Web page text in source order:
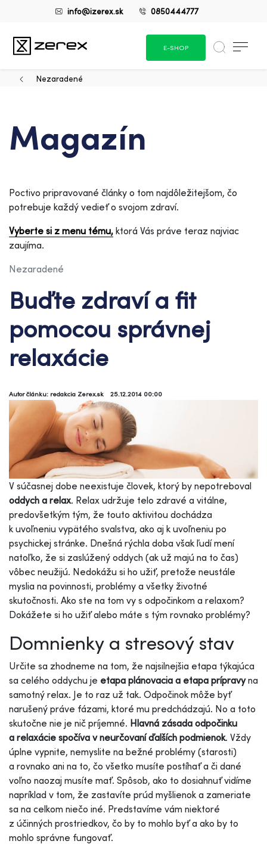
info@izerex.sk 0850444777
E-SHOP
Nezaradené
Magazín
Poctivo pripravované články o tom najdôležitejšom, čo
potrebuje každý vedieť o svojom zdraví.
Vyberte si z menu tému, ktorá Vás práve teraz najviac
zaujíma.
Nezaradené
Buďte zdraví a fit
pomocou správnej
relaxácie
Autor článku: redakcia Zerex.sk 25.12.2014 00:00
V súčasnej dobe neexistuje človek, ktorý by nepotreboval
oddych a relax. Relax udržuje telo zdravé a vitálne,
predovšetkým tým, že touto aktivitou dochádza
k uvoľneniu vypätého svalstva, ako aj k uvoľneniu po
psychickej stránke. Dnešná rýchla doba však ľudí mení
natoľko, že si zaslúžený oddych (ak už majú na to čas)
vôbec neužijú. Nedokážu si ho užiť, pretože neustále
myslia na povinnosti, problémy a všetky životné
skutočnosti. Ako ste na tom vy s odpočinkom a relaxom?
Dokážete si ho užiť alebo máte s tým rovnako problémy?
Domnienky a stresový stav
Určite sa zhodneme na tom, že najsilnejšia etapa týkajúca
sa celého oddychu je etapa plánovacia a etapa prípravyna
samotný relax. Je to raz už tak. Odpočinok môže byť
narušený práve fázami, ktoré mu predchádzajú. No a toto
skutočne nie je nič príjemné. Hlavná zásada odpočinku
a relaxácie spočíva v neurčovaní ďalších podmienok. Vždy
úplne vypnite, nemyslite na bežné problémy (starosti)
a rovnako ani na to, čo všetko musíte postíhať a či dané
voľno naozaj musíte mať. Spôsob, ako to dosiahnuť vidíme
napríklad v tom, že zastavíte prúd myšlienok a zameriate
sa na celkom niečo iné. Predstavíme vám niektoré
z účinných prostriedkov, čo by to mohlo byť a ako by to
mohlo správne fungovať.